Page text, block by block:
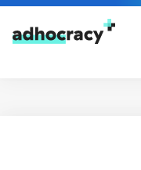
Skip to content